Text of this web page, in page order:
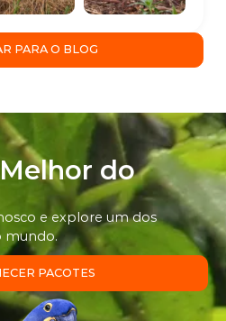
PARA O BLOG
do
e explore um dos
mundo.
PACOTES